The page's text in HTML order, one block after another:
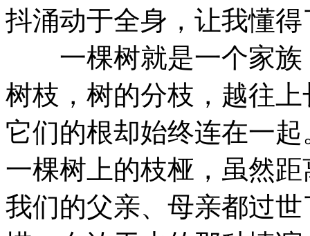
抖涌动于全身，让我懂
一棵树就是一个家族
树枝，树的分枝，越往
它们的根却始终连在一
一棵树上的枝桠，虽然
我们的父亲、母亲都过